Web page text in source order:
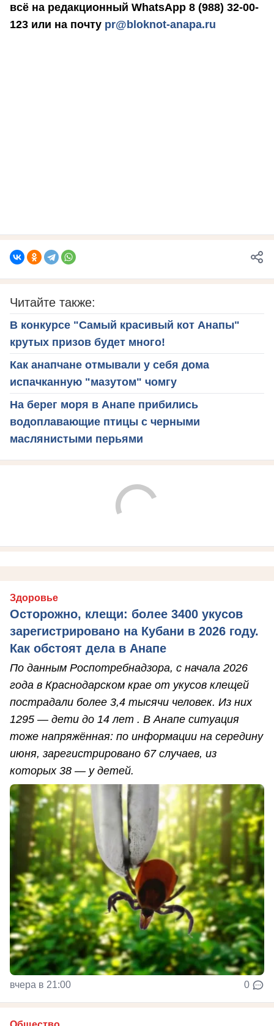
всё на редакционный WhatsApp 8 (988) 32-00-
123 или на почту pr@bloknot-anapa.ru
Читайте также:
В конкурсе "Самый красивый кот Анапы"
крутых призов будет много!
Как анапчане отмывали у себя дома
испачканную "мазутом" чомгу
На берег моря в Анапе прибились
водоплавающие птицы с черными
маслянистыми перьями
Здоровье
Осторожно, клещи: более 3400 укусов
зарегистрировано на Кубани в 2026 году.
Как обстоят дела в Анапе
По данным Роспотребнадзора, с начала 2026
года в Краснодарском крае от укусов клещей
пострадали более 3,4 тысячи человек. Из них
1295 — дети до 14 лет . В Анапе ситуация
тоже напряжённая: по информации на середину
июня, зарегистрировано 67 случаев, из
которых 38 — у детей.
вчера в 21:00 0